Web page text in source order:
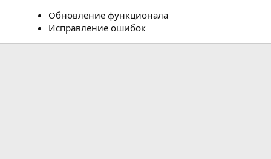
и
я
Обновление функционала
Исправление ошибок